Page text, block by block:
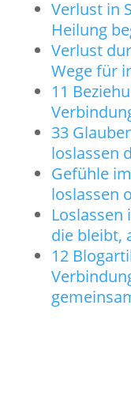
Verlust in
Heilung
Verlust
Wege für
11
33
loslassen
Gefühle
loslassen
Loslassen
die bleibt,
12